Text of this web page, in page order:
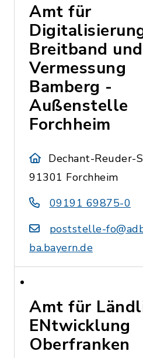
Amt für
Breitband und
Vermessung
Bamberg -
Außenstelle
Forchheim
Dechant-Reuder-
91301 Forchheim
09191 69875-0
poststelle-
ba.bayern.de
Amt für
ENtwicklung
Oberfranken